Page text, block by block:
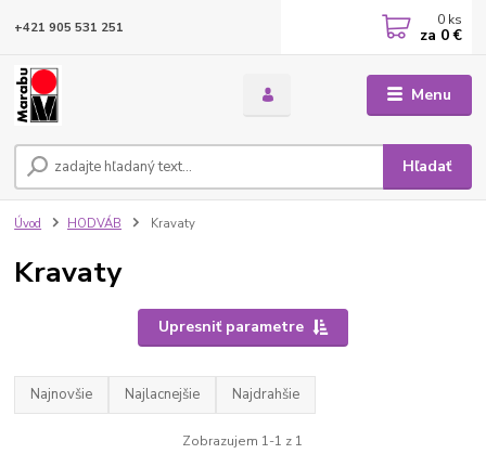
Menu
Hľadať
+421 905 531 251 0 ks
za 0 €
Úvod HODVÁB Kravaty
Kravaty
Upresniť parametre
Najnovšie Najlacnejšie Najdrahšie
Zobrazujem 1-1 z 1